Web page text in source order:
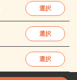
選択
選択
選択